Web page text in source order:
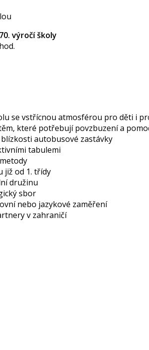
výročí školy
se vstřícnou atmosférou pro děti i
které potřebují povzbuzení a
autobusové zastávky
tabulemi
již od 1. třídy
družinu
sbor
nebo jazykové zaměření
v zahraničí